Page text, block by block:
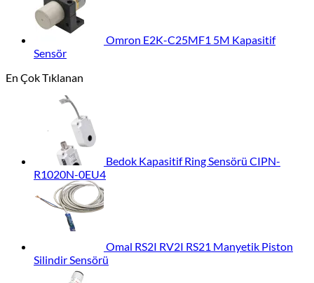
Omron E2K-C25MF1 5M Kapasitif
Sensör
En Çok Tıklanan
Bedok Kapasitif Ring Sensörü CIPN-
R1020N-0EU4
Omal RS2I RV2I RS21 Manyetik Piston
Silindir Sensörü